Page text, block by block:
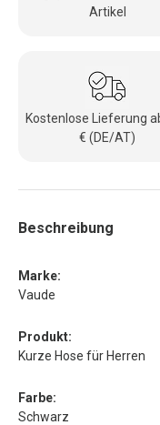
Artikel
Kostenlose Lieferung
€ (DE/AT)
Beschreibung
Marke:
Vaude
Produkt:
Kurze Hose für Herren
Farbe:
Schwarz